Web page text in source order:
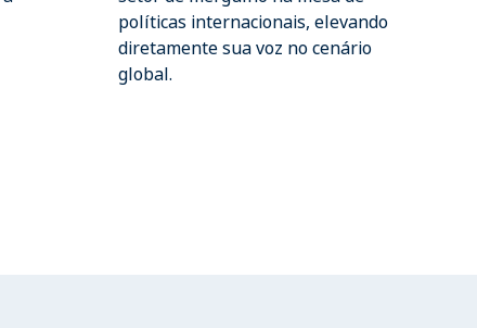
políticas internacionais, elevando
diretamente sua voz no cenário
global.